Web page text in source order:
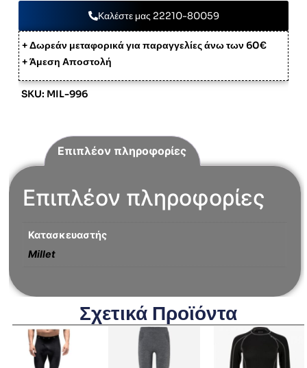
Καλέστε μας 22210-80059
+ Δωρεάν μεταφορικά για παραγγελίες άνω των 60€
+ Άμεση Αποστολή
SKU: MIL-996
Επιπλέον πληροφορίες
Επιπλέον πληροφορίες
Κατασκευαστής
Millet
Σχετικά Προϊόντα